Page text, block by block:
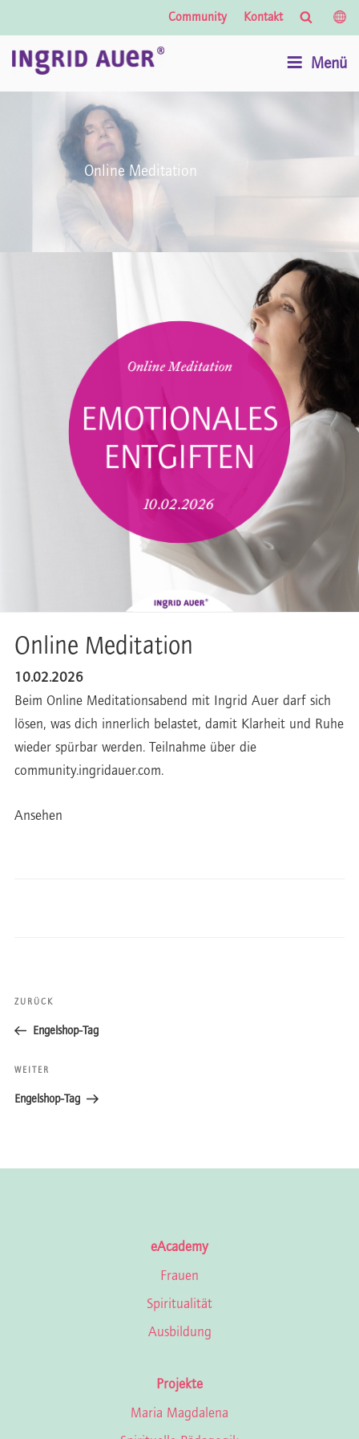
Community Kontakt Suche
Menü
Online Meditation
Online Meditation
10.02.2026
Beim Online Meditationsabend mit Ingrid Auer darf sich
lösen, was dich innerlich belastet, damit Klarheit und Ruhe
wieder spürbar werden. Teilnahme über die
community.ingridauer.com.
Ansehen
Beitragsnavigation
Vorheriger
Beitrag
ZURÜCK
Engelshop-Tag
Nächster
Beitrag
WEITER
Engelshop-Tag
eAcademy
Frauen
Spiritualität
Ausbildung
Projekte
Maria Magdalena